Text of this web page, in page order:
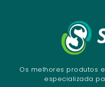
Os melhores produtos
especializada